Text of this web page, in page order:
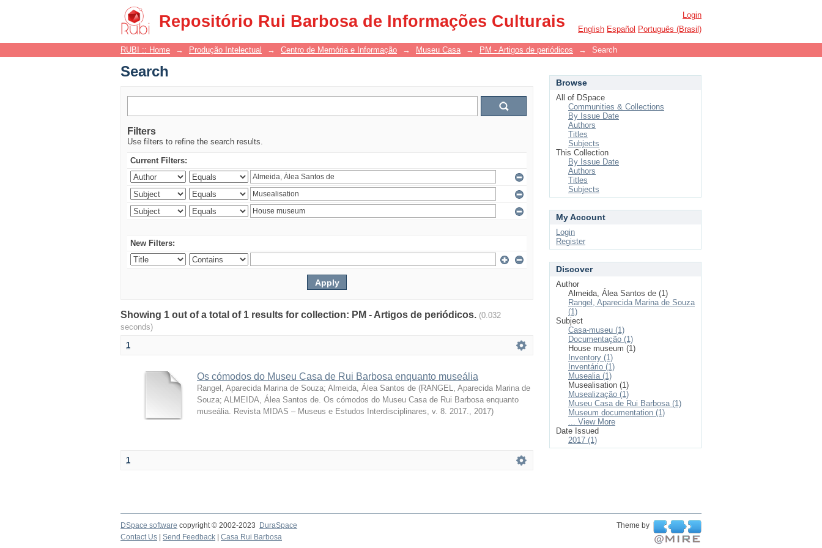
Repositório Rui Barbosa de Informações Culturais
Search
Login
English Español Português (Brasil)
RUBI :: Home → Produção Intelectual → Centro de Memória e Informação → Museu Casa → PM - Artigos de periódicos → Search
Search
Filters
Use filters to refine the search results.
Current Filters:
New Filters:
Showing 1 out of a total of 1 results for collection: PM - Artigos de periódicos. (0.032
seconds)
1
Os cómodos do Museu Casa de Rui Barbosa enquanto museália
Rangel, Aparecida Marina de Souza; Almeida, Álea Santos de (RANGEL, Aparecida Marina de
Souza; ALMEIDA, Álea Santos de. Os cómodos do Museu Casa de Rui Barbosa enquanto
museália. Revista MIDAS – Museus e Estudos Interdisciplinares, v. 8. 2017., 2017)
1
Browse
All of DSpace
Communities & Collections
By Issue Date
Authors
Titles
Subjects
This Collection
By Issue Date
Authors
Titles
Subjects
My Account
Login
Register
Discover
Author
Almeida, Álea Santos de (1)
Rangel, Aparecida Marina de Souza
(1)
Subject
Casa-museu (1)
Documentação (1)
House museum (1)
Inventory (1)
Inventário (1)
Musealia (1)
Musealisation (1)
Musealização (1)
Museu Casa de Rui Barbosa (1)
Museum documentation (1)
... View More
Date Issued
2017 (1)
DSpace software copyright © 2002-2023 DuraSpace
Theme by
Contact Us
Send Feedback Casa Rui Barbosa